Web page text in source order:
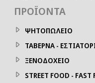
ΠΡΟΪΌΝΤΑ
ΨΗΤΟΠΩΛΕΙΟ
ΤΑΒΕΡΝΑ -
ΞΕΝΟΔΟΧΕΙΟ
STREET FOOD - FAST